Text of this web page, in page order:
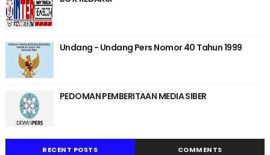
Undang - Undang Pers Nomor 40 Tahun 1999
PEDOMAN PEMBERITAAN MEDIA SIBER
RECENT POSTS COMMENTS